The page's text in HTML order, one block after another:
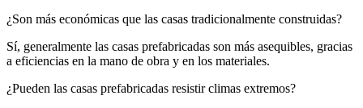
¿Son más económicas que las casas tradicionalmente construidas?
Sí, generalmente las casas prefabricadas son más asequibles, gracias
a eficiencias en la mano de obra y en los materiales.
¿Pueden las casas prefabricadas resistir climas extremos?